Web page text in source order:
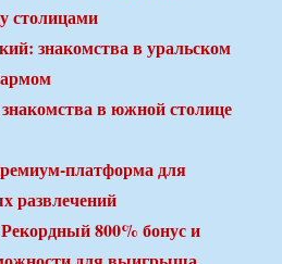
столицами
знакомства в уральском
в южной столице
платформа для
развлечений
800% бонус и